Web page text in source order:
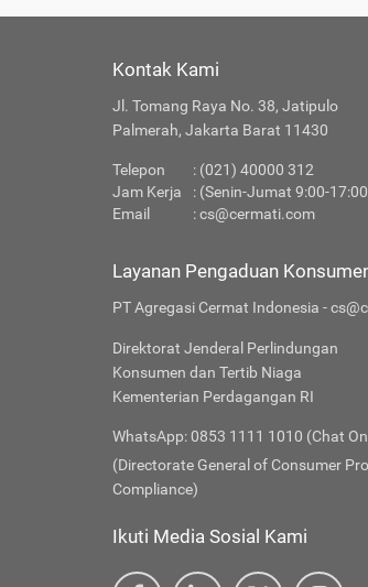
Kontak Kami
Jl. Tomang Raya No. 38, Jatipulo
Palmerah, Jakarta Barat 11430
Telepon
: (021) 40000 312
Jam Kerja
: (Senin-Jumat 9:00-
Email
:cs@cermati.com
Layanan Pengaduan
PT Agregasi Cermat Indonesia -
Direktorat Jenderal Perlindungan
Konsumen dan Tertib Niaga
Kementerian Perdagangan RI
WhatsApp: 0853 1111 1010 (Chat
(Directorate General of Consumer
Compliance)
Ikuti Media Sosial Kami